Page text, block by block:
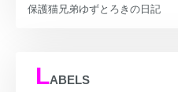
保護猫兄弟ゆずとろきの日記
LABELS